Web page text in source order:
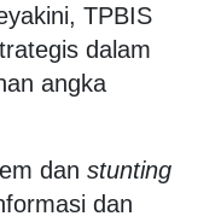
TPBIS
dalam
angka
dan stunting
dan